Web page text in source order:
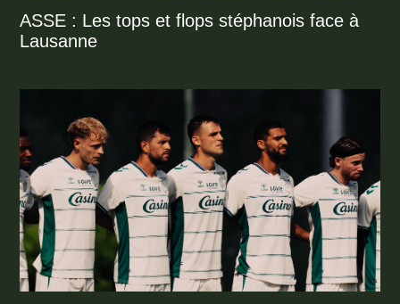
ASSE : Les tops et flops stéphanois face à
Lausanne